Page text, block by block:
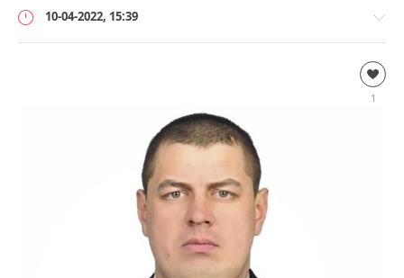
10-04-2022, 15:39
1